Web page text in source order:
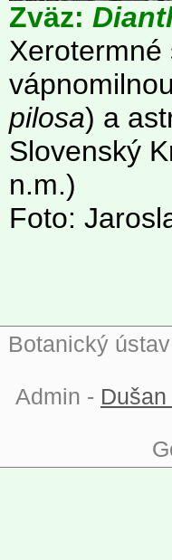
Zväz:
pilosa) a
Slovenský
n.m.)
Foto:
Botanický
Admin -